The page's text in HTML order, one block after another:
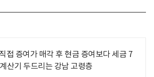
접 증여가 매각 후 현금 증여보다 세금 7
산기 두드리는 강남 고령층